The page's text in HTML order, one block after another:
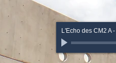
L'Echo des CM2 A-